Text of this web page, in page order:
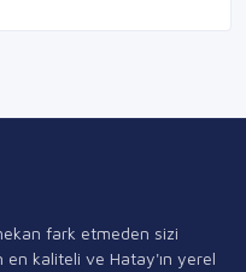
fark etmeden sizi
en kaliteli ve Hatay'ın yerel